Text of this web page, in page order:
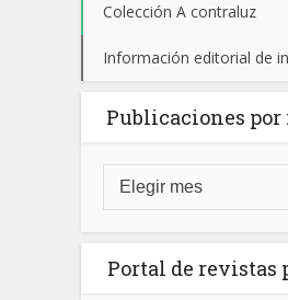
Colección A contraluz
Información editorial de
Publicaciones por
Portal de revistas